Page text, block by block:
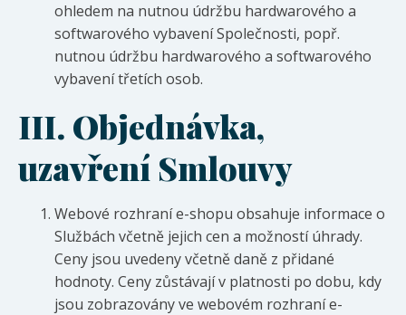
ohledem na nutnou údržbu hardwarového a
softwarového vybavení Společnosti, popř.
nutnou údržbu hardwarového a softwarového
vybavení třetích osob.
III. Objednávka,
uzavření Smlouvy
Webové rozhraní e-shopu obsahuje informace o
Službách včetně jejich cen a možností úhrady.
Ceny jsou uvedeny včetně daně z přidané
hodnoty. Ceny zůstávají v platnosti po dobu, kdy
jsou zobrazovány ve webovém rozhraní e-